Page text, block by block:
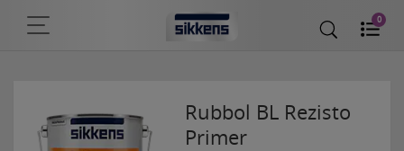
0
Rubbol BL Rezisto
Primer